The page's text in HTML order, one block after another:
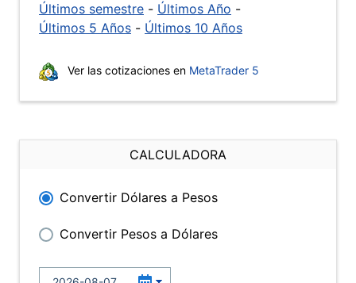
Últimos semestre - Últimos Año -
Últimos 5 Años - Últimos 10 Años
Ver las cotizaciones en MetaTrader 5
CALCULADORA
Convertir Dólares a Pesos
Convertir Pesos a Dólares